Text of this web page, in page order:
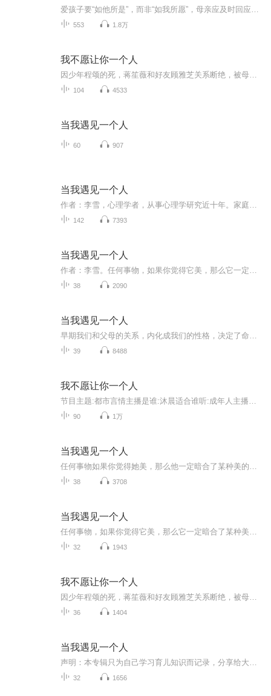
553 1.8万
我不愿让你一个人
104 4533
当我遇见一个人
60 907
当我遇见一个人
142 7393
当我遇见一个人
38 2090
当我遇见一个人
39 8488
我不愿让你一个人
90 1万
当我遇见一个人
38 3708
当我遇见一个人
32 1943
我不愿让你一个人
36 1404
当我遇见一个人
32 1656